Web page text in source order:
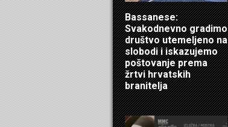
Bassanese:
Svakodnevno gradimo
društvo utemeljeno na
slobodi i iskazujemo
poštovanje prema
žrtvi hrvatskih
branitelja